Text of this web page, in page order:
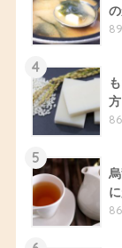
4
5